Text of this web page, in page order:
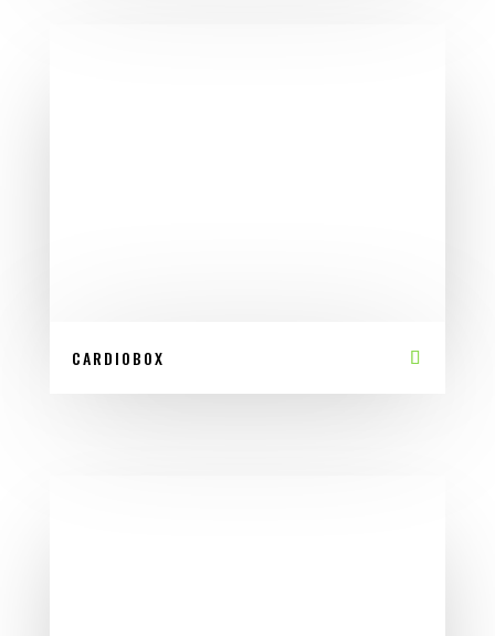
CARDIOBOX